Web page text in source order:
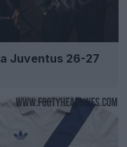
Juventus 26-27